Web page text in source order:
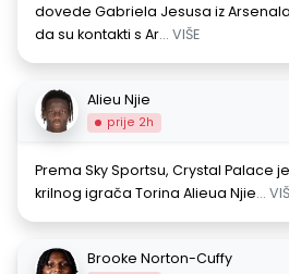
dovede Gabriela Jesusa iz
da su kontakti s Ar... VIŠE
Alieu Njie
prije 2h
Prema Sky Sportsu, Crystal Palace
krilnog igrača Torina Alieua Njie...
Brooke Norton-Cuffy